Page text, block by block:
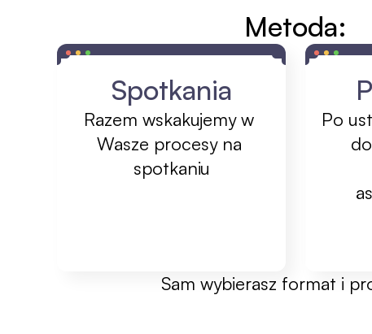
Metoda:
Spotkania
Razem wskakujemy w
Wasze procesy na
spotkaniu
Po
Sam wybierasz format i